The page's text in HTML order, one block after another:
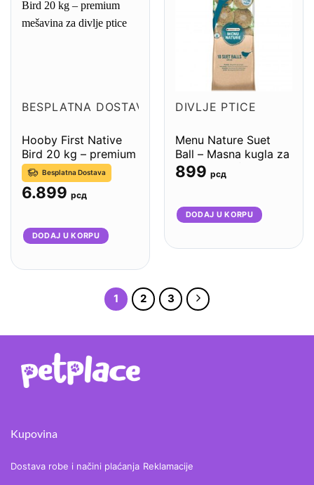
BESPLATNA DOSTAVA
Hooby First Native
Bird 20 kg – premium
mešavina za divlje
ptice
Besplatna Dostava
6.899 рсд
DODAJ U KORPU
DIVLJE PTICE
Menu Nature Suet
Ball – Masna kugla za
divlje ptice (10×90g)
899 рсд
DODAJ U KORPU
1 2 3
Kupovina
Dostava robe i načini plaćanja Reklamacije